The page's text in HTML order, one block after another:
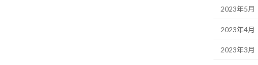
2023年5月
2023年4月
2023年3月